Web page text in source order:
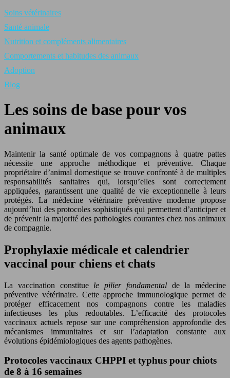
Soins vétérinaires
Santé animale
Nutrition et compléments alimentaires
Comportements et habitudes des animaux
Adoption
Blog
Les soins de base pour vos
animaux
Maintenir la santé optimale de vos compagnons à quatre pattes
nécessite une approche méthodique et préventive. Chaque
propriétaire d’animal domestique se trouve confronté à de multiples
responsabilités sanitaires qui, lorsqu’elles sont correctement
appliquées, garantissent une qualité de vie exceptionnelle à leurs
protégés. La médecine vétérinaire préventive moderne propose
aujourd’hui des protocoles sophistiqués qui permettent d’anticiper et
de prévenir la majorité des pathologies courantes chez nos animaux
de compagnie.
Prophylaxie médicale et calendrier
vaccinal pour chiens et chats
La vaccination constitue le pilier fondamentalde la médecine
préventive vétérinaire. Cette approche immunologique permet de
protéger efficacement nos compagnons contre les maladies
infectieuses les plus redoutables. L’efficacité des protocoles
vaccinaux actuels repose sur une compréhension approfondie des
mécanismes immunitaires et sur l’adaptation constante aux
évolutions épidémiologiques des agents pathogènes.
Protocoles vaccinaux CHPPI et typhus pour chiots
de 8 à 16 semaines